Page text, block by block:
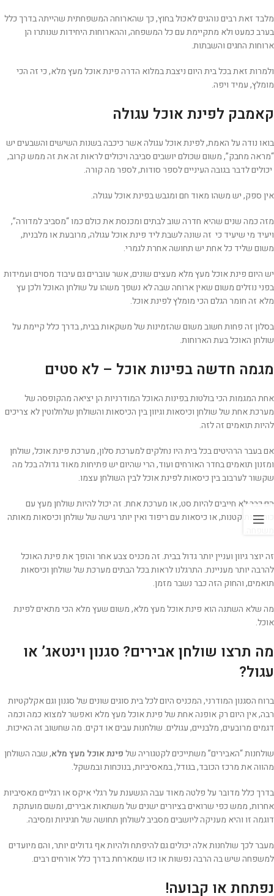
מלבד זאת רבים נוהגים לאכול בחוץ, כך שהארוחה המשפחתית שהייתה בדרך כלל
בערב כמעט ולא מתקיימת עם כל המשפחה, וההארוחות היחידות שנותרו הן
ארוחות החגים והשבתות.
ולמרות זאת בכל בית היום ניצבת במלוא הדרה פינת אוכל מעץ מלא, כי זה הכי
מומלץ, עמיד ויפה.
קאמבק לפינת אוכל עגולה
בואו נודה על האמת, לפינת אוכל עגולה אשר כיכבה בשנות השישים והשבעים יש
“מראה מחבק”, משום שכולם יושבים סביבה ויכולים לראות זה את זה ממש קרוב,
יכולים לדבר בגובה העיניים לספר סודות, לספר מה קורה.
אין ספק, יש משהו מאוד חם ומגבש בפינת אוכל עגולה.
מזה כמה שנים שהיא חדרה שוב לבתים ומכנסת את כולם כמו “מסביב למדורה”,
ויעיד מי שיעיד כי זה שונה לשבת ליד פינת אוכל עגולה, מרובעת או מלבנית,
משום שליד כל אחת יש תחושה אחרת לגמרי.
יש היום פינת אוכל מעץ מלא מעצים שונים, אשר עוברים גם עיבוד מסוים ועמידות
בפני נוזלים משום שאין ארוחה שבה לא נשפך משהו על שולחן האוכל ולכן עץ
מלא זה חומר הגלם הכי מומלץ לפינת אוכל.
בסלון זה פחות חשוב משום שהזמינות של משקאות בבית, בדרך כלל קיימת על
שולחן האוכל בעת הארוחות.
מגמה חדשה בפינות אוכל – לא סטים
אחת המגמות הכי בולטות בפינות האוכל המודרניות הן יציאה מהקופסה של
מערכת אחת של שולחן וכיסאות וגיוון בין הכיסאות והשולחן שלחלוטין לא צריכים
להיות תואמים זה לזה.
אם בעבר הרהיטים בכל בית היו נחלקים למערכת סלון, מערכת פינת אוכל, שולחן
ומזנון תואמים בחדר האורחים ועוד, הרי שהיום יש פתיחות מאוד גדולה בכל מה
שקשור לערבוב בין כיסאות לפינת אוכל לבין השולחן עצמו.
הם כבר לא חייבים להיות סט, או מערכת אחת. זה יכול להיות שולחן מעץ עם
כורסאות קטנות, או כיסאות עם ריפוד ואין יותר גישה של שולחן וכיסאות מאותה
זה יוצר גיוון ועניין יותר גדול בבית. זה מכניס צבע אחר והופך את פינת האוכל
להרבה יותר מעניינת. התרגלנו לראות בכל הבתים מערכת של שולחן וכיסאות
תואמים, והחוק הזה כבר נשבר מזמן.
מה שלא השתנה הוא פינת אוכל מעץ מלא, משום שעץ מלא הכי מתאים לפינת
אוכל.
מה תרצו שולחן אבירים? סגנון וינטאג’ או
עגול?
ברוח הסגנון המודרני, המכניס היום לכל בית סוגים שונים של סגנון וגם אקלקטיות
רבה, אין היום רק אופנה אחת של פינת אוכל מעץ מלא ואפשר למצוא כמה וכמה
דגמים מרובעים, מלבניים, עגולים. שולחנות עבים או דקים. מה שחשוב זה האיכות.
שולחנות “האבירים” משתייכים לקטגוריה שלפינת אוכל מעץ מלא, שבה השולחן
מהווה את מרכז הכובד, בגודל, במאסיביות, בנוכחות ובמשקל.
בדרך כלל מדובר על פלטה מאוד עבה הנשענת על רגלי איקס או רגליים מאסיביות
אחרות, ממש כפי שרואים בציורים ישנים של משתאות אבירים, ומשם מועתקת
דוגמה זו והיא מעניקה ליושבים מסביב לשולחן תחושה של חגיגיות ומסיבה.
מעבר לכך שולחנות אלה יכולים גם להיפתח ולהיות אף גדולים יותר, והם מיועדים
למשפחה שיש בה הרבה נפשות או כזו שמארחת בדרך כלל אורחים רבים.
נפתחת או קבועה!